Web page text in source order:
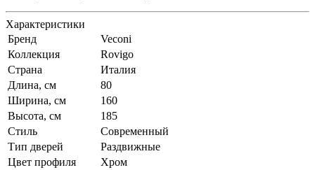
Характеристики
Бренд
Veconi
Коллекция
Rovigo
Страна
Италия
Длина, см
80
Ширина, см
160
Высота, см
185
Стиль
Современный
Тип дверей
Раздвижные
Цвет профиля
Хром